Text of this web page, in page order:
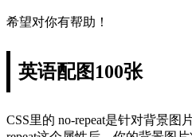
希望对你有帮助！
英语配图100张
CSS里的 no-repeat是针对背景图